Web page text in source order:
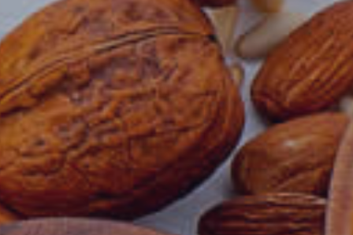
CHARTER UÇAK KIRALAMA
HAKKIMIZDA
BIZE ULAŞIN
BLOG
SONFIYAT UÇAK BILETI